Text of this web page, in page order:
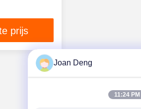
prijs
Joan Deng
11:24 PM